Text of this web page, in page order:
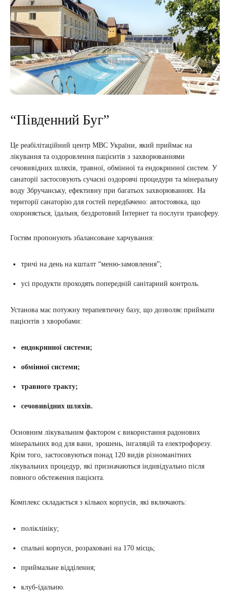
“Південний Буг”
Це реабілітаційний центр МВС України, який приймає на
лікування та оздоровлення пацієнтів з захворюваннями
сечовивідних шляхів, травної, обмінної та ендокринної систем. У
санаторії застосовують сучасні оздоровчі процедури та мінеральну
воду Збручанську, ефективну при багатьох захворюваннях. На
території санаторію для гостей передбачено: автостоянка, що
охороняється, їдальня, бездротовий Інтернет та послуги трансферу.
Гостям пропонують збалансоване харчування:
тричі на день на кшталт “меню-замовлення”;
усі продукти проходять попередній санітарний контроль.
Установа має потужну терапевтичну базу, що дозволяє приймати
пацієнтів з хворобами:
ендокринної системи;
обмінної системи;
травного тракту;
сечовивідних шляхів.
Основним лікувальним фактором є використання радонових
мінеральних вод для ванн, зрошень, інгаляцій та електрофорезу.
Крім того, застосовуються понад 120 видів різноманітних
лікувальних процедур, які призначаються індивідуально після
повного обстеження пацієнта.
Комплекс складається з кількох корпусів, які включають:
поліклініку;
спальні корпуси, розраховані на 170 місць;
приймальне відділення;
клуб-їдальню.